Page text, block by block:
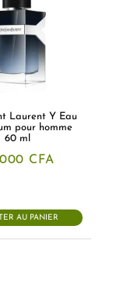
Laurent Y Eau
pour homme
60 ml
CFA
AU PANIER